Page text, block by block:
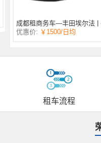
成都租商务车—丰田埃尔法 |
自一体 |
优惠价: ￥1500/日均
租车流程